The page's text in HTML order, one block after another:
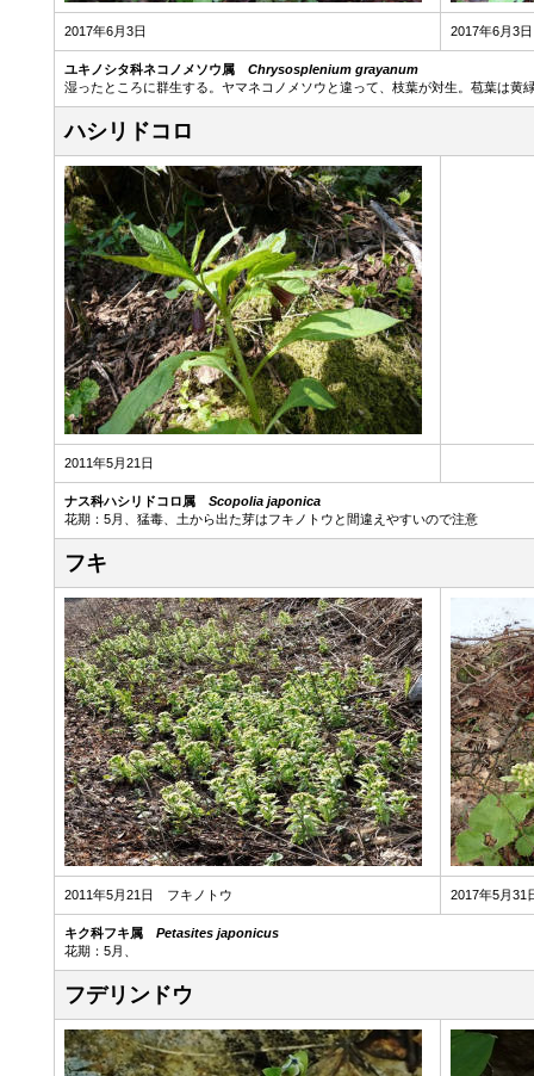
2017年6月3日 2017年6月3日
ユキノシタ科ネコノメソウ属 Chrysosplenium grayanum
湿ったところに群生する。ヤマネコノメソウと違って、枝葉が対生。苞葉は黄
ハシリドコロ
2011年5月21日
ナス科ハシリドコロ属 Scopolia japonica
花期：5月、猛毒、土から出た芽はフキノトウと間違えやすいので注意
フキ
2011年5月21日 フキノトウ 2017年5月31
キク科フキ属 Petasites japonicus
花期：5月、
フデリンドウ